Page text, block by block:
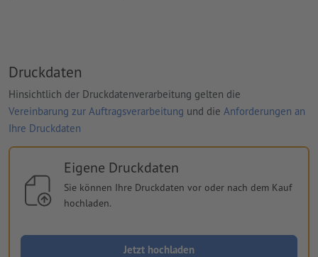
Druckdaten
Hinsichtlich der Druckdatenverarbeitung gelten die
Vereinbarung zur Auftragsverarbeitung und die Anforderungen an
Ihre Druckdaten
Eigene Druckdaten
Sie können Ihre Druckdaten vor oder nach dem Kauf
hochladen.
Jetzt hochladen